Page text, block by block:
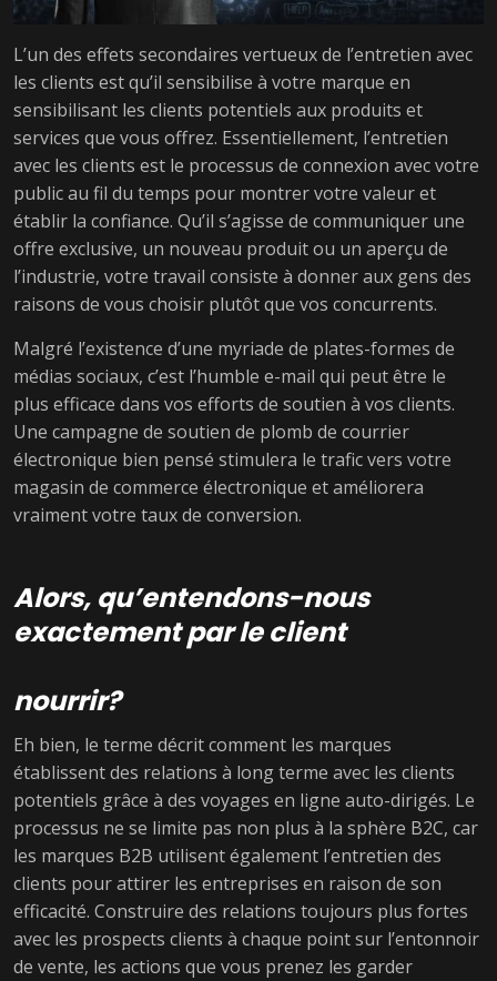
L’un des effets secondaires vertueux de l’entretien avec
les clients est qu’il sensibilise à votre marque en
sensibilisant les clients potentiels aux produits et
services que vous offrez. Essentiellement, l’entretien
avec les clients est le processus de connexion avec votre
public au fil du temps pour montrer votre valeur et
établir la confiance. Qu’il s’agisse de communiquer une
offre exclusive, un nouveau produit ou un aperçu de
l’industrie, votre travail consiste à donner aux gens des
raisons de vous choisir plutôt que vos concurrents.
Malgré l’existence d’une myriade de plates-formes de
médias sociaux, c’est l’humble e-mail qui peut être le
plus efficace dans vos efforts de soutien à vos clients.
Une campagne de soutien de plomb de courrier
électronique bien pensé stimulera le trafic vers votre
magasin de commerce électronique et améliorera
vraiment votre taux de conversion.
Alors, qu’entendons-nous
exactement par le client
nourrir?
Eh bien, le terme décrit comment les marques
établissent des relations à long terme avec les clients
potentiels grâce à des voyages en ligne auto-dirigés. Le
processus ne se limite pas non plus à la sphère B2C, car
les marques B2B utilisent également l’entretien des
clients pour attirer les entreprises en raison de son
efficacité. Construire des relations toujours plus fortes
avec les prospects clients à chaque point sur l’entonnoir
de vente, les actions que vous prenez les garder